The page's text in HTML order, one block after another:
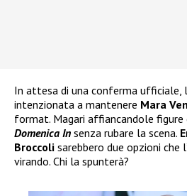
In attesa di una conferma ufficiale,
intenzionata a mantenere Mara
format. Magari affiancandole figure
Domenica In senza rubare la scena.
Broccoli sarebbero due opzioni che
virando. Chi la spunterà?